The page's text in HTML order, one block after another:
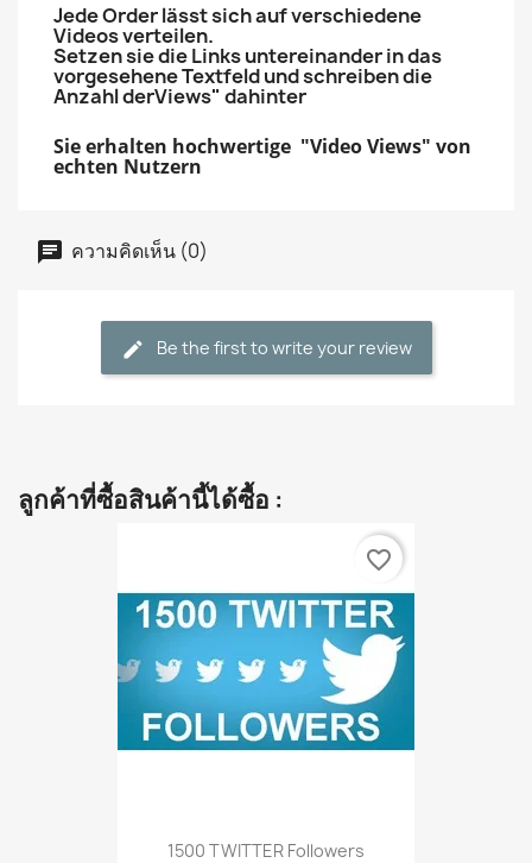
Jede Order lässt sich auf verschiedene
Videos verteilen.
Setzen sie die Links untereinander in das
vorgesehene Textfeld und schreiben die
Anzahl derViews" dahinter
Sie erhalten hochwertige "Video Views" von
echten Nutzern
ความคิดเห็น (0)
Be the first to write your review
ลูกค้าที่ซื้อสินค้านี้ได้ซื้อ :
1500 TWITTER Followers
favorite_border